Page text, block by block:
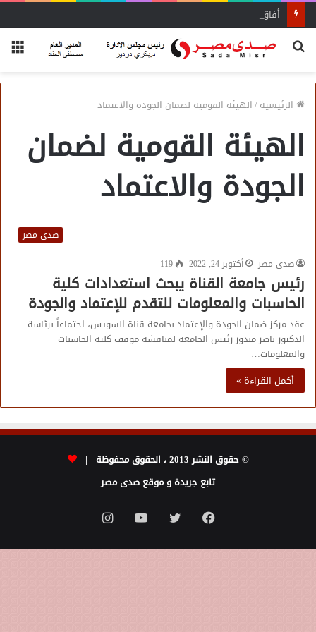
بحث
الرئيسية/الهيئة القومية لضمان الجودة والاعتماد
الهيئة القومية لضمان
الجودة والاعتماد
صدى مصر
صدى مصر
أكتوبر 24, 2022 119
رئيس جامعة القناة يبحث استعدادات كلية
الحاسبات والمعلومات للتقدم للإعتماد والجودة
عقد مركز ضمان الجودة والإعتماد بجامعة قناة السويس، اجتماعاً برئاسة
الدكتور ناصر مندور رئيس الجامعة لمناقشة موقف كلية الحاسبات
والمعلومات…
أكمل القراءة »
© حقوق النشر 2013 ، الحقوق محفوظة |
تابع جريدة و موقع صدى مصر
فيسبوك تويتر يوتيوبانستقرام